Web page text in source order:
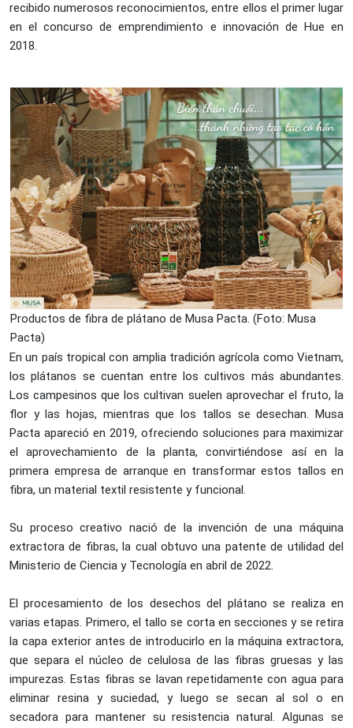
recibido numerosos reconocimientos, entre ellos el primer lugar
en el concurso de emprendimiento e innovación de Hue en
2018.
Productos de fibra de plátano de Musa Pacta. (Foto: Musa
Pacta)
En un país tropical con amplia tradición agrícola como Vietnam,
los plátanos se cuentan entre los cultivos más abundantes.
Los campesinos que los cultivan suelen aprovechar el fruto, la
flor y las hojas, mientras que los tallos se desechan. Musa
Pacta apareció en 2019, ofreciendo soluciones para maximizar
el aprovechamiento de la planta, convirtiéndose así en la
primera empresa de arranque en transformar estos tallos en
fibra, un material textil resistente y funcional.
Su proceso creativo nació de la invención de una máquina
extractora de fibras, la cual obtuvo una patente de utilidad del
Ministerio de Ciencia y Tecnología en abril de 2022.
El procesamiento de los desechos del plátano se realiza en
varias etapas. Primero, el tallo se corta en secciones y se retira
la capa exterior antes de introducirlo en la máquina extractora,
que separa el núcleo de celulosa de las fibras gruesas y las
impurezas. Estas fibras se lavan repetidamente con agua para
eliminar resina y suciedad, y luego se secan al sol o en
secadora para mantener su resistencia natural. Algunas se